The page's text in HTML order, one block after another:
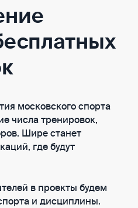
московского спорта
числа тренировок,
Шире станет
где будут
в проекты будем
и дисциплины.